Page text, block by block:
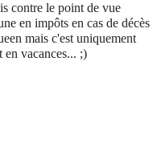
contre le point de vue
en impôts en cas de décès
mais c'est uniquement
vacances... ;)